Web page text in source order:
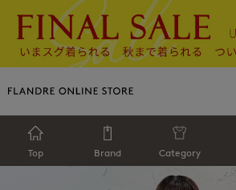
Top Brand Category